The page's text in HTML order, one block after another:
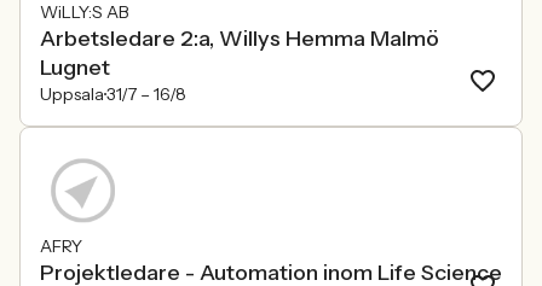
WiLLY:S AB
Arbetsledare 2:a, Willys Hemma Malmö
Lugnet
Uppsala31/7 – 16/8
AFRY
Projektledare - Automation inom Life Science